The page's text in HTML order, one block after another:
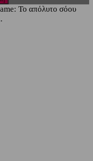
Το απόλυτο σόου